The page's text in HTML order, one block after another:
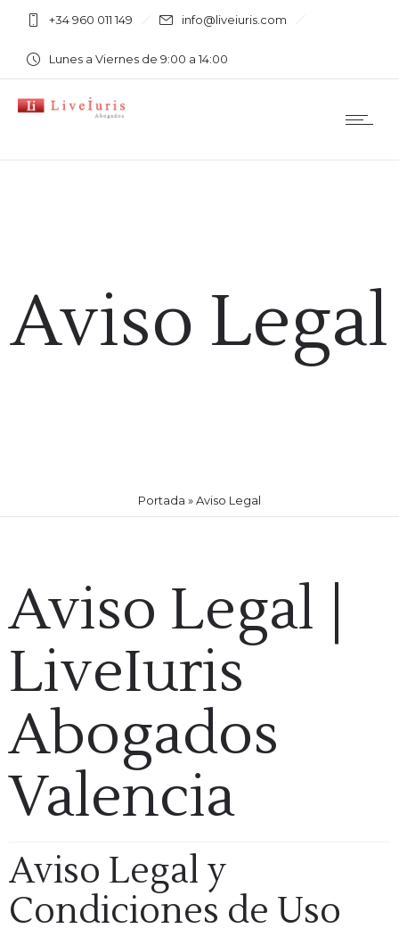
+34 960 011 149 info@liveiuris.com
Lunes a Viernes de 9:00 a 14:00
Aviso Legal
Portada »Aviso Legal
Aviso Legal |
LiveIuris
Abogados
Valencia
Aviso Legal y
Condiciones de Uso